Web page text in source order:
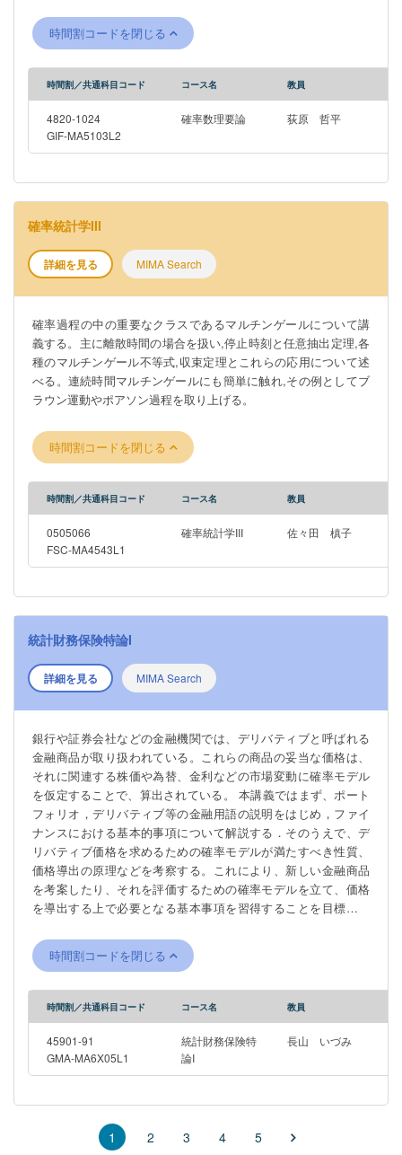
時間割コードを閉じる
時間割／共通科目コード コース名 教員
4820-1024
GIF-MA5103L2
確率数理要論 荻原 哲平
確率統計学III
詳細を見る MIMA Search
確率過程の中の重要なクラスであるマルチンゲールについて講
義する。主に離散時間の場合を扱い,停止時刻と任意抽出定理,各
種のマルチンゲール不等式,収束定理とこれらの応用について述
べる。連続時間マルチンゲールにも簡単に触れ,その例としてブ
ラウン運動やポアソン過程を取り上げる。
時間割コードを閉じる
時間割／共通科目コード コース名 教員
0505066
FSC-MA4543L1
確率統計学III 佐々田 槙子
統計財務保険特論I
詳細を見る MIMA Search
銀行や証券会社などの金融機関では、デリバティブと呼ばれる
金融商品が取り扱われている。これらの商品の妥当な価格は、
それに関連する株価や為替、金利などの市場変動に確率モデル
を仮定することで、算出されている。 本講義ではまず、ポート
フォリオ，デリバティブ等の金融用語の説明をはじめ，ファイ
ナンスにおける基本的事項について解説する．そのうえで、デ
リバティブ価格を求めるための確率モデルが満たすべき性質、
価格導出の原理などを考察する。これにより、新しい金融商品
を考案したり、それを評価するための確率モデルを立て、価格
を導出する上で必要となる基本事項を習得することを目標とす
目的とするため，離散時間モデルにおける説明を丁寧に行い，
連続時間モデルについてはモデルの考え方の説明と主たる結果
securities companies handle financial products called
derivatives. Reasonable prices for these products are obtained
by assuming a stochastic model for market fluctuations in
underlying asset prices. In this lecture, after explaining the basic
matters in finance, we will explain the properties that should be
this lecture is to correctly understand the principle of pricing. The
時間割コードを閉じる
時間割／共通科目コード コース名 教員
45901-91
GMA-MA6X05L1
統計財務保険特
論I
長山 いづみ
1 2 3 4 5